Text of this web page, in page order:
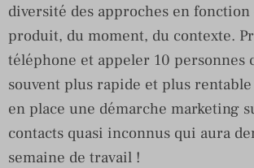
diversité des approches en
produit, du moment, du contexte.
téléphone et appeler 10 personnes
souvent plus rapide et plus
en place une démarche marketing
contacts quasi inconnus qui aura
semaine de travail !